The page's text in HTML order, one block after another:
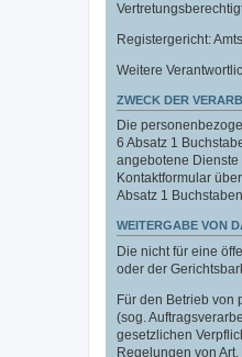
Registergericht:
Weitere
ZWECK DER
Die
6 Absatz 1
angebotene Dienste
Kontaktformular
Absatz 1
WEITERGABE VON
Die nicht für eine
oder der
Für den Betrieb von
(sog.
gesetzlichen
Regelungen von